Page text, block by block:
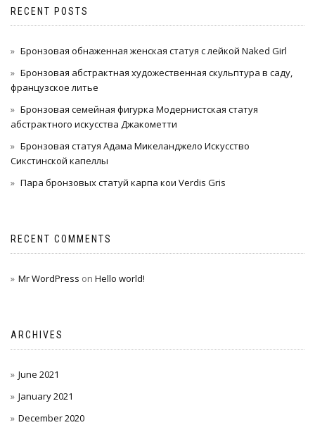
RECENT POSTS
Бронзовая обнаженная женская статуя с лейкой Naked Girl
Бронзовая абстрактная художественная скульптура в саду,
французское литье
Бронзовая семейная фигурка Модернистская статуя
абстрактного искусства Джакометти
Бронзовая статуя Адама Микеланджело Искусство
Сикстинской капеллы
Пара бронзовых статуй карпа кои Verdis Gris
RECENT COMMENTS
Mr WordPress on Hello world!
ARCHIVES
June 2021
January 2021
December 2020